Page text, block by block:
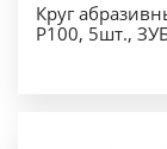
Круг
Р100, 5шт.,